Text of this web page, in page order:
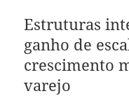
Estruturas
ganho de
crescimento
varejo